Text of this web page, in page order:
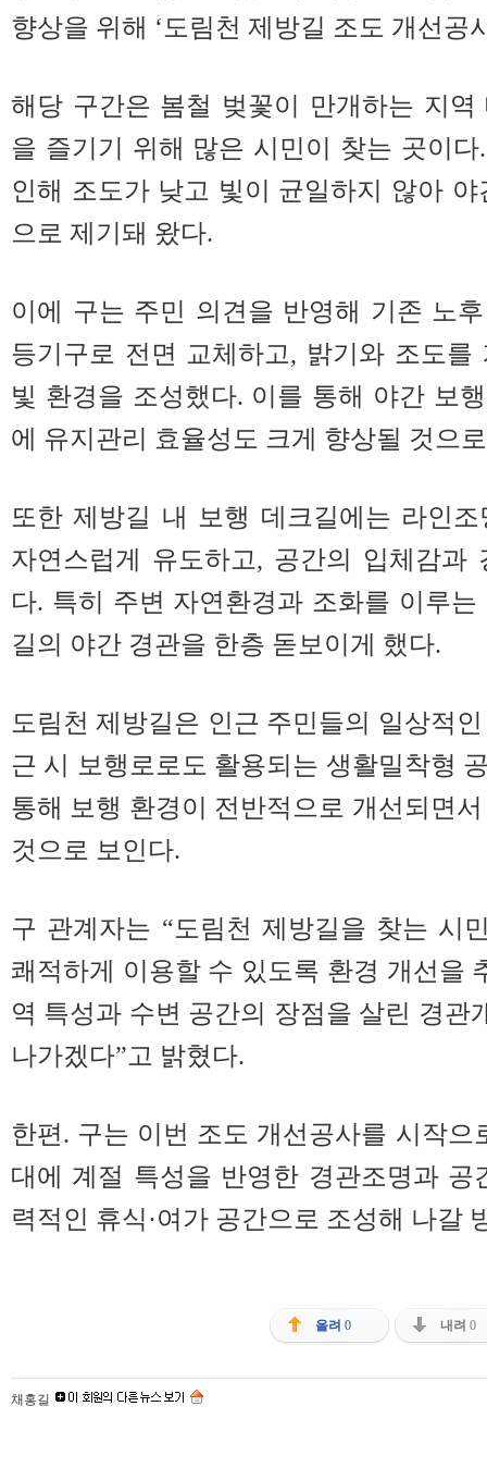
향상을 위해 ‘도림천 제방길 조도 개선공
해당 구간은 봄철 벚꽃이 만개하는 지
을 즐기기 위해 많은 시민이 찾는 곳이
인해 조도가 낮고 빛이 균일하지 않아
으로 제기돼 왔다.
이에 구는 주민 의견을 반영해 기존 노
등기구로 전면 교체하고, 밝기와 조도
빛 환경을 조성했다. 이를 통해 야간 보
에 유지관리 효율성도 크게 향상될 것으
또한 제방길 내 보행 데크길에는 라인
자연스럽게 유도하고, 공간의 입체감과
다. 특히 주변 자연환경과 조화를 이루
길의 야간 경관을 한층 돋보이게 했다.
도림천 제방길은 인근 주민들의 일상적
근 시 보행로로도 활용되는 생활밀착형
통해 보행 환경이 전반적으로 개선되면
것으로 보인다.
구 관계자는 “도림천 제방길을 찾는 시
쾌적하게 이용할 수 있도록 환경 개선을
역 특성과 수변 공간의 장점을 살린 경관
나가겠다”고 밝혔다.
한편. 구는 이번 조도 개선공사를 시작으
대에 계절 특성을 반영한 경관조명과
력적인 휴식·여가 공간으로 조성해 나갈
올려 0 내려 0
채홍길